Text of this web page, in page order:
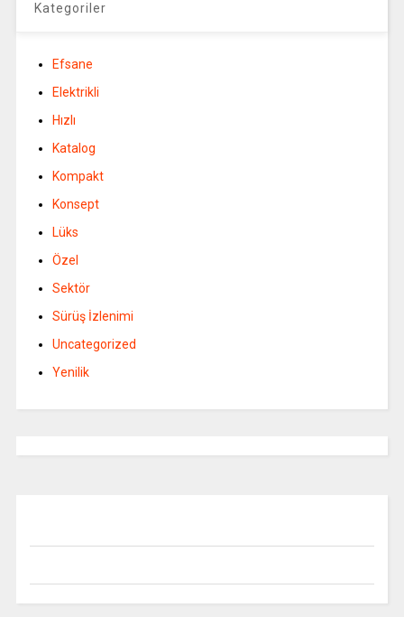
Kategoriler
Efsane
Elektrikli
Hızlı
Katalog
Kompakt
Konsept
Lüks
Özel
Sektör
Sürüş İzlenimi
Uncategorized
Yenilik